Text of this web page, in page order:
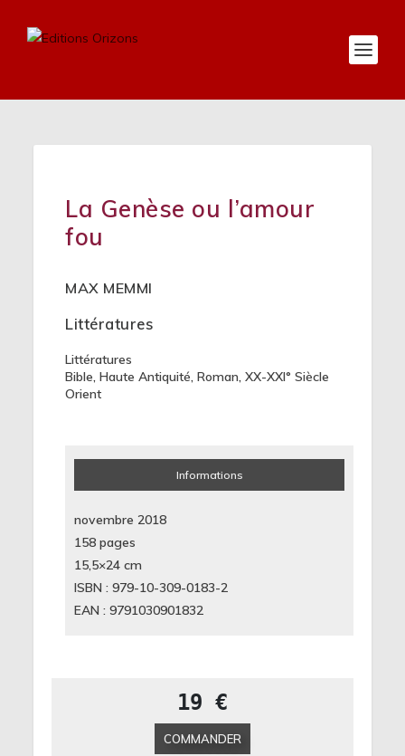
La Genèse ou l’amour
fou
MAX MEMMI
Littératures
Littératures
Bible,Haute Antiquité,Roman,XX-XXI° Siècle
Orient
Informations
novembre 2018
158 pages
15,5×24 cm
ISBN : 979-10-309-0183-2
EAN : 9791030901832
19 €
COMMANDER